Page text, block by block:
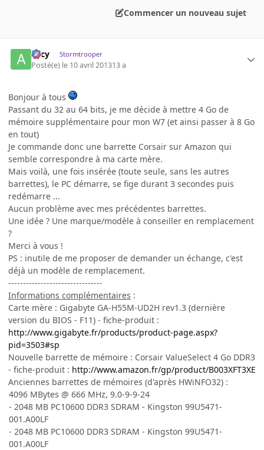
Commencer un nouveau sujet
Arcy Stormtrooper
Posté(e) le 10 avril 201313 a
Bonjour à tous
Passant du 32 au 64 bits, je me décide à mettre 4 Go de
mémoire supplémentaire pour mon W7 (et ainsi passer à 8 Go
en tout)
Je commande donc une barrette Corsair sur Amazon qui
semble correspondre à ma carte mère.
Mais voilà, une fois insérée (toute seule, sans les autres
barrettes), le PC démarre, se fige durant 3 secondes puis
redémarre ...
Aucun problème avec mes précédentes barrettes.
Une idée ? Une marque/modèle à conseiller en remplacement
?
Merci à vous !
PS : inutile de me proposer de demander un échange, c'est
déjà un modèle de remplacement.
--------------------------------
Informations complémentaires :
Carte mère : Gigabyte GA-H55M-UD2H rev1.3 (dernière
version du BIOS - F11) - fiche-produit :
http://www.gigabyte.fr/products/product-page.aspx?
pid=3503#sp
Nouvelle barrette de mémoire : Corsair ValueSelect 4 Go DDR3
- fiche-produit : http://www.amazon.fr/gp/product/B003XFT3XE
Anciennes barrettes de mémoires (d'après HWiNFO32) :
4096 MBytes @ 666 MHz, 9.0-9-9-24
- 2048 MB PC10600 DDR3 SDRAM - Kingston 99U5471-
001.A00LF
- 2048 MB PC10600 DDR3 SDRAM - Kingston 99U5471-
001.A00LF